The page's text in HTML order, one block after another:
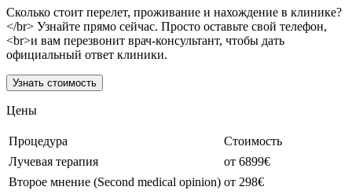
Сколько стоит перелет, проживание и нахождение в клинике?
</br> Узнайте прямо сейчас. Просто оставьте свой телефон,
<br>и вам перезвонит врач-консультант, чтобы дать
официальный ответ клиники.
Узнать стоимость
Цены
Процедура
Стоимость
Лучевая терапия
от 6899€
Второе мнение (Second medical opinion) от 298€